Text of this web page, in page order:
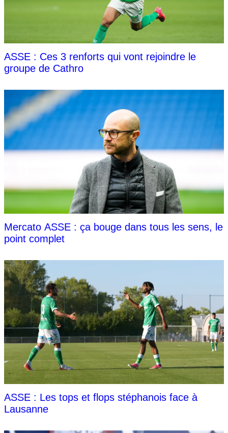
ASSE : Ces 3 renforts qui vont rejoindre le
groupe de Cathro
Mercato ASSE : ça bouge dans tous les sens, le
point complet
ASSE : Les tops et flops stéphanois face à
Lausanne